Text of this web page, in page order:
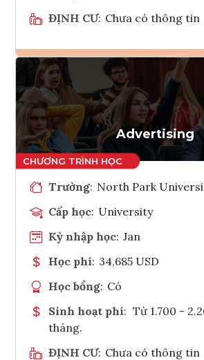
ĐỊNH CƯ: Chưa có thông tin
Ghi danh
Tham vấn
Advertising
Trường: North Park
Cấp học: University
Kỳ nhập học: Jan
Học phí: 34,685 USD
Học bổng: Có
Sinh hoạt phí: Từ 1.700 -
tháng.
ĐỊNH CƯ: Chưa có thông tin